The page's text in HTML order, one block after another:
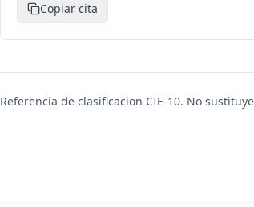
Copiar cita
Referencia de clasificacion CIE-10. No